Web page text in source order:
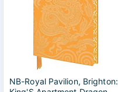
NB-Royal Pavilion, Brighton: